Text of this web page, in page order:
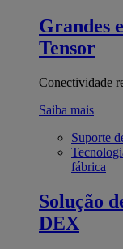
Grandes
Tensor
Conectividade
Saiba mais
Suporte
fábrica
Solução
DEX